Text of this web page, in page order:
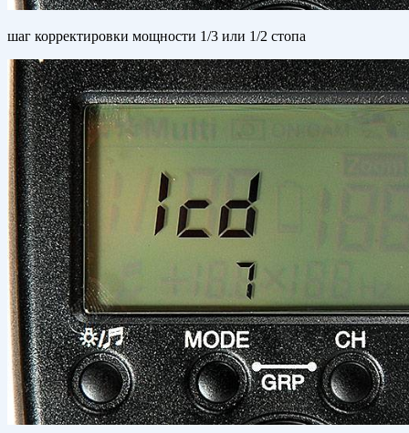
шаг корректировки мощности 1/3 или 1/2 стопа